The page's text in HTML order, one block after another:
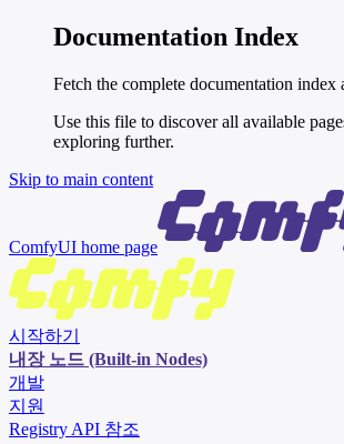
Documentation Index
Fetch the complete documentation index
Use this file to discover all available
exploring further.
Skip to main content
ComfyUI home page
시작하기
내장 노드 (Built-in Nodes)
개발
지원
Registry API 참조